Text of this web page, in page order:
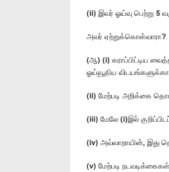
(ii) இவர் ஓய்வு பெற்று 5
அவர் ஏற்றுக்கொள்வாரா?
(ஆ) (i) கராப்பிட்டிய
ஓய்வூதிய
(ii) மேற்படி அறிக்கை
(iii) மேலே (i)இல்
(iv) அவ்வாறாயின், இது
(v) மேற்படி